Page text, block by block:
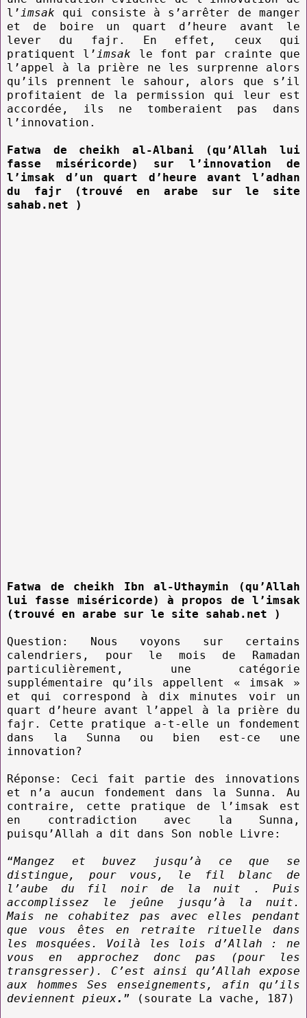
l’imsak qui consiste à s’arrêter de manger
et de boire un quart d’heure avant le
lever du fajr. En effet, ceux qui
pratiquent l’imsak le font par crainte que
l’appel à la prière ne les surprenne alors
qu’ils prennent le sahour, alors que s’il
profitaient de la permission qui leur est
accordée, ils ne tomberaient pas dans
l’innovation.
Fatwa de cheikh al-Albani (qu’Allah lui
fasse miséricorde) sur l’innovation de
l’imsak d’un quart d’heure avant l’adhan
du fajr (trouvé en arabe sur le site
sahab.net )
Fatwa de cheikh Ibn al-Uthaymin (qu’Allah
lui fasse miséricorde) à propos de l’imsak
(trouvé en arabe sur le site sahab.net )
Question: Nous voyons sur certains
calendriers, pour le mois de Ramadan
particulièrement, une catégorie
supplémentaire qu’ils appellent « imsak »
et qui correspond à dix minutes voir un
quart d’heure avant l’appel à la prière du
fajr. Cette pratique a-t-elle un fondement
dans la Sunna ou bien est-ce une
innovation?
Réponse: Ceci fait partie des innovations
et n’a aucun fondement dans la Sunna. Au
contraire, cette pratique de l’imsak est
en contradiction avec la Sunna,
puisqu’Allah a dit dans Son noble Livre:
“Mangez et buvez jusqu’à ce que se
distingue, pour vous, le fil blanc de
l’aube du fil noir de la nuit . Puis
accomplissez le jeûne jusqu’à la nuit.
Mais ne cohabitez pas avec elles pendant
que vous êtes en retraite rituelle dans
les mosquées. Voilà les lois d’Allah : ne
vous en approchez donc pas (pour les
transgresser). C’est ainsi qu’Allah expose
aux hommes Ses enseignements, afin qu’ils
deviennent pieux. ” (sourate La vache, 187)